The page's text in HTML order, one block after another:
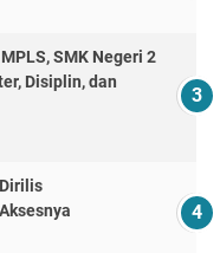
SMK Negeri 2
Disiplin, dan